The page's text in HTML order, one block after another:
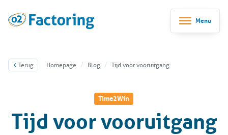
Menu
Terug Homepage Blog Tijd voor vooruitgang
Time2Win
Tijd voor vooruitgang